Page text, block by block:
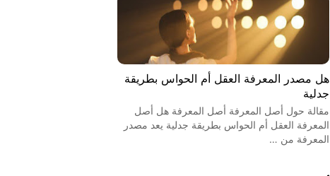
هل مصدر المعرفة العقل أم الحواس بطريقة
جدلية
مقالة حول أصل المعرفة أصل المعرفة هل أصل
المعرفة العقل أم الحواس بطريقة جدلية يعد مصدر
المعرفة من …